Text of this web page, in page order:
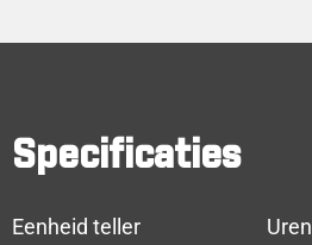
Specificaties
Eenheid teller
Uren